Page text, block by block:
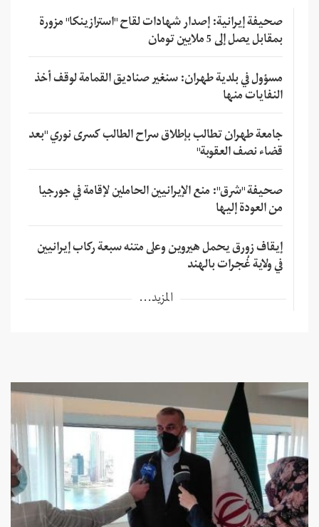
صحيفة إيرانية: إصدار شهادات لقاح "استرازينكا" مزورة
بمقابل يصل إلى 5 ملايين تومان
مسؤول في بلدية طهران: سنغير صناديق القمامة لوقف أخذ
النفايات منها
جامعة طهران تطالب بإطلاق سراح الطالب كسرى نوري "بعد
قضاء نصف العقوبة"
صحيفة "شرق": منع الإيرانيين الحاملين لإقامة في جورجيا
من العودة إليها
إيقاف زورق يحمل هيروين وعلى متنه سبعة ركاب إيرانيين
في ولاية غُجرات بالهند
المزيد...